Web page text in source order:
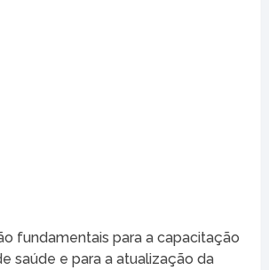
fundamentais para a capacitação
saúde e para a atualização da